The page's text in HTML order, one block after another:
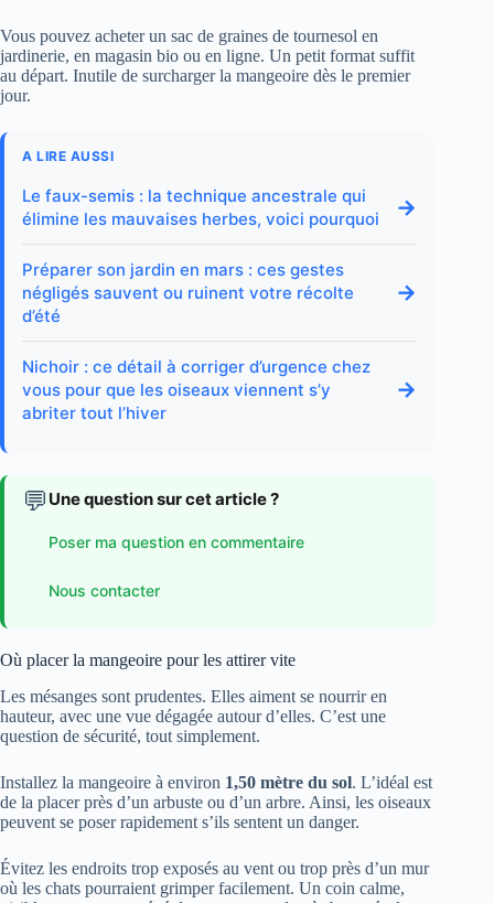
Vous pouvez acheter un sac de graines de tournesol en
jardinerie, en magasin bio ou en ligne. Un petit format suffit
au départ. Inutile de surcharger la mangeoire dès le premier
jour.
A LIRE AUSSI
Le faux-semis : la technique ancestrale qui
élimine les mauvaises herbes, voici pourquoi
→
Préparer son jardin en mars : ces gestes
négligés sauvent ou ruinent votre récolte
d’été
→
Nichoir : ce détail à corriger d’urgence chez
vous pour que les oiseaux viennent s’y
abriter tout l’hiver
→
💬 Une question sur cet article ?
Poser ma question en commentaire
Nous contacter
Où placer la mangeoire pour les attirer vite
Les mésanges sont prudentes. Elles aiment se nourrir en
hauteur, avec une vue dégagée autour d’elles. C’est une
question de sécurité, tout simplement.
Installez la mangeoire à environ 1,50 mètre du sol. L’idéal est
de la placer près d’un arbuste ou d’un arbre. Ainsi, les oiseaux
peuvent se poser rapidement s’ils sentent un danger.
Évitez les endroits trop exposés au vent ou trop près d’un mur
où les chats pourraient grimper facilement. Un coin calme,